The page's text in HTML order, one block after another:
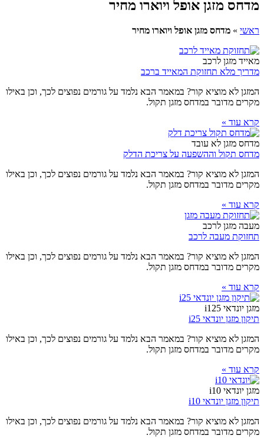
מדחס מזגן אופל ויוארו מחיר
ראשי » מדחס מזגן אופל ויוארו מחיר
מאייד מזגן לרכב
מדריך מלא תחזוקת המאייד ברכב
המזגן לא מוציא קור? במאמר הבא נלמד על גורמים נפוצים לכך, וכן באילו
מקרים מדובר במדחס מזגן תקול.
קרא עוד »
מדחס מזגן לא עובד
מדחס תקול וההשפעה על צריכת הדלק
המזגן לא מוציא קור? במאמר הבא נלמד על גורמים נפוצים לכך, וכן באילו
מקרים מדובר במדחס מזגן תקול.
קרא עוד »
מעבה מזגן לרכב
תחזוקת מעבה לרכב
המזגן לא מוציא קור? במאמר הבא נלמד על גורמים נפוצים לכך, וכן באילו
מקרים מדובר במדחס מזגן תקול.
קרא עוד »
מזגן יונדאי i125
תיקון מזגן יונדאי i25
המזגן לא מוציא קור? במאמר הבא נלמד על גורמים נפוצים לכך, וכן באילו
מקרים מדובר במדחס מזגן תקול.
קרא עוד »
מזגן יונדאי i10
תיקון מזגן יונדאי i10
המזגן לא מוציא קור? במאמר הבא נלמד על גורמים נפוצים לכך, וכן באילו
מקרים מדובר במדחס מזגן תקול.